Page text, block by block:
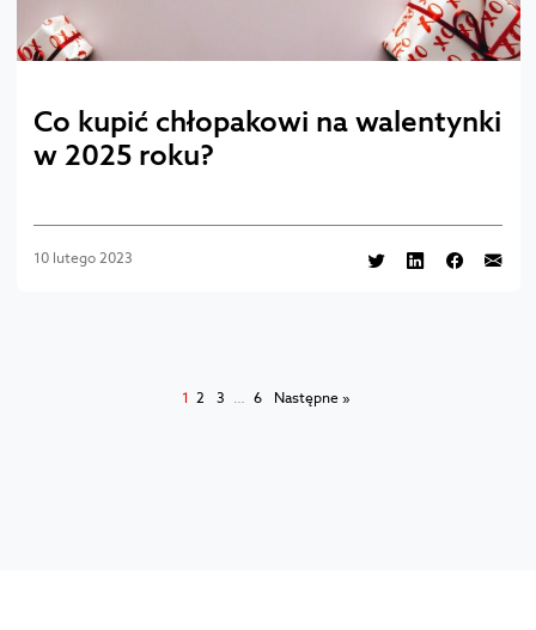
Co kupić chłopakowi na walentynki
w 2025 roku?
10 lutego 2023
1 2 3 … 6 Następne »